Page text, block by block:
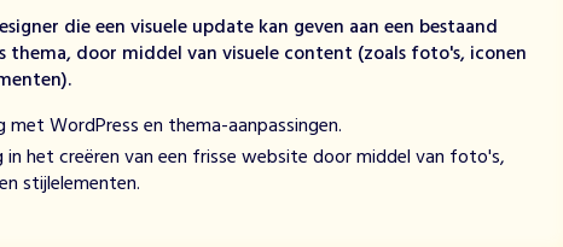
die een visuele update kan geven aan een bestaand
thema, door middel van visuele content (zoals foto's, iconen
met WordPress en thema-aanpassingen.
in het creëren van een frisse website door middel van foto's,
stijlelementen.